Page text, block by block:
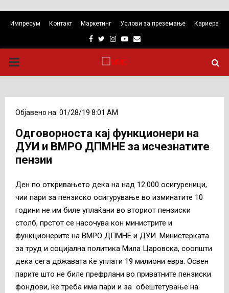
Импресум Контакт Маркетинг Услови за преземање Кариера
Facebook
TwitterInstagram
Youtube
Email
PRIMARY
Објавено на: 01/28/19 8:01 AM
Одговорноста кај функционери на
ДУИ и ВМРО ДПМНЕ за исчезнатите
пензии
Ден по откривањето дека на над 12.000 осигуреници,
чии пари за пензиско осигурување во изминатите 10
години не им биле уплаќани во вториот пензиски
столб, прстот се насочува кон министрите и
функционерите на ВМРО ДПМНЕ и ДУИ. Министерката
за труд и социјална политика Мила Царовска, соопшти
дека сега државата ќе уплати 19 милиони евра. Освен
парите што не биле префрлани во приватните пензиски
фондови, ќе треба има пари и за обештетување на